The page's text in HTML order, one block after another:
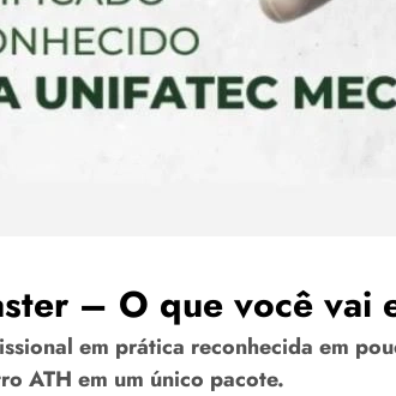
– O que você vai
em prática reconhecida em
ATH em um único pacote.